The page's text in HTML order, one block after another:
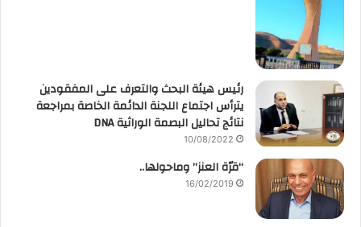
رئيس هيئة البحث والتعرف على المفقودين
يترأس اجتماع اللجنة الدائمة الخاصة بمراجعة
نتائج تحاليل البصمة الوراثية DNA
10/08/2022
“قرّة العنز” وماحولها..
16/02/2019